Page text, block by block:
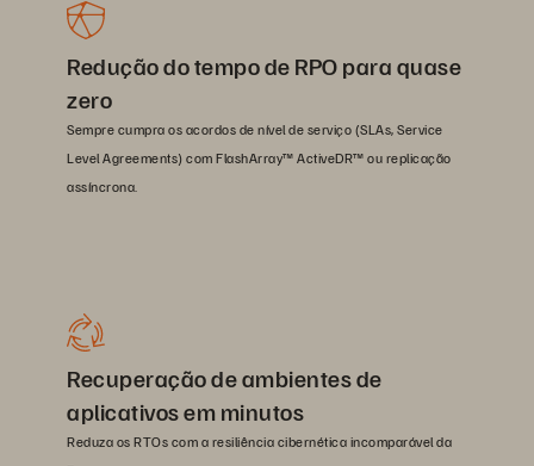
Redução do tempo de RPO para quase
zero
Sempre cumpra os acordos de nível de serviço (SLAs, Service
Level Agreements) com FlashArray™ ActiveDR™ ou replicação
assíncrona.
Recuperação de ambientes de
aplicativos em minutos
Reduza os RTOs com a resiliência cibernética incomparável da